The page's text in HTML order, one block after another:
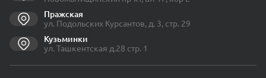
Пражская
ул. Подольских Курсантов, д. 3, стр. 29
Кузьминки
ул. Ташкентская д.28 стр. 1